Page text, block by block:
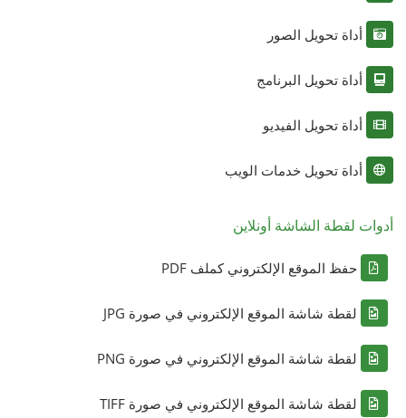
أداة تحويل الصور
أداة تحويل البرنامج
أداة تحويل الفيديو
أداة تحويل خدمات الويب
أدوات لقطة الشاشة أونلاين
حفظ الموقع الإلكتروني كملف PDF
لقطة شاشة الموقع الإلكتروني في صورة JPG
لقطة شاشة الموقع الإلكتروني في صورة PNG
لقطة شاشة الموقع الإلكتروني في صورة TIFF